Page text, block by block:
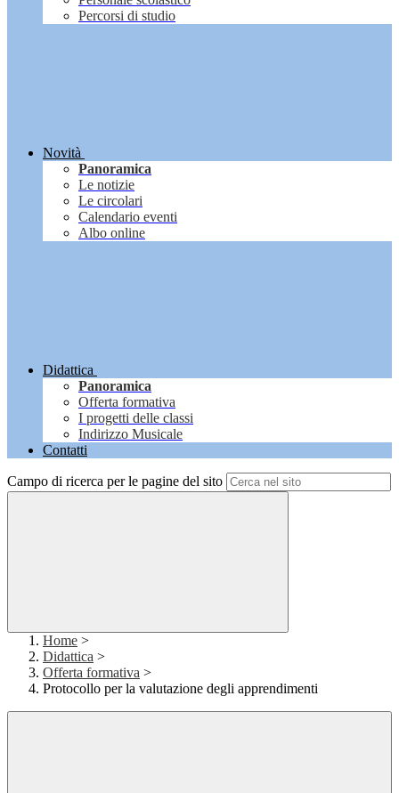
Percorsi di studio
Novità
Panoramica
Le notizie
Le circolari
Calendario eventi
Albo online
Didattica
Panoramica
Offerta formativa
I progetti delle classi
Indirizzo Musicale
Contatti
Campo di ricerca per le pagine del sito
Home >
Didattica >
Offerta formativa >
Protocollo per la valutazione degli apprendimenti